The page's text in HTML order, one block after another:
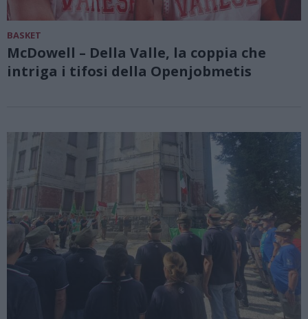
BASKET
McDowell – Della Valle, la coppia che
intriga i tifosi della Openjobmetis